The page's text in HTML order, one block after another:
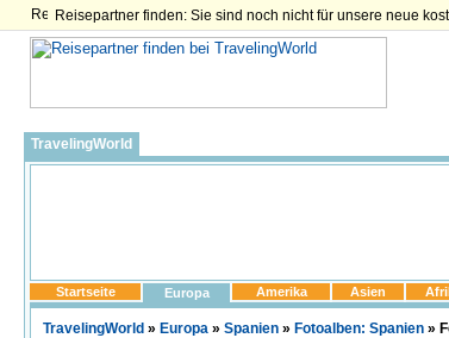
Reisepartner finden: Sie sind noch nicht für unsere neue
TravelingWorld
Startseite Europa Amerika Asien
TravelingWorld » Europa » Spanien » Fotoalben: Spanien »